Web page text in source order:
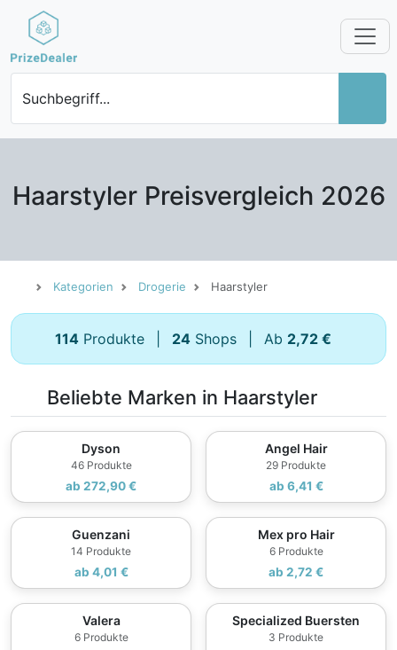
Suchbegriff...
Haarstyler Preisvergleich 2026
Kategorien Drogerie Haarstyler
114 Produkte 24 Shops Ab 2,72 €
Beliebte Marken in Haarstyler
Dyson
46 Produkte
ab 272,90 €
Angel Hair
29 Produkte
ab 6,41 €
Guenzani
14 Produkte
ab 4,01 €
Mex pro Hair
6 Produkte
ab 2,72 €
Valera
6 Produkte
Specialized Buersten
3 Produkte